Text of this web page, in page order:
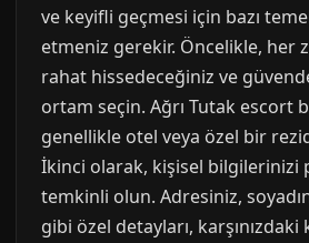
ve keyifli geçmesi için bazı
etmeniz gerekir. Öncelikle, her
rahat hissedeceğiniz ve
ortam seçin. Ağrı Tutak escort
genellikle otel veya özel bir
İkinci olarak, kişisel bilgilerinizi
temkinli olun. Adresiniz,
gibi özel detayları,